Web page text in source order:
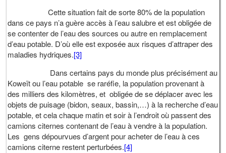
Cette situation fait de sorte 80% de la population
dans ce pays n’a guère accès à l’eau salubre et est obligée de
se contenter de l’eau des sources ou autre en remplacement
d’eau potable. D’où elle est exposée aux risques d’attraper des
maladies hydriques.[3]
Dans certains pays du monde plus précisément au
Koweït ou l’eau potable se raréfie, la population provenant à
des milliers des kilomètres, et obligée de se déplacer avec les
objets de puisage (bidon, seaux, bassin,…) à la recherche d’eau
potable, et cela chaque matin et soir à l’endroit où passent des
camions citernes contenant de l’eau à vendre à la population.
Les gens dépourvues d’argent pour acheter de l’eau à ces
camions citerne restent perturbées.[4]